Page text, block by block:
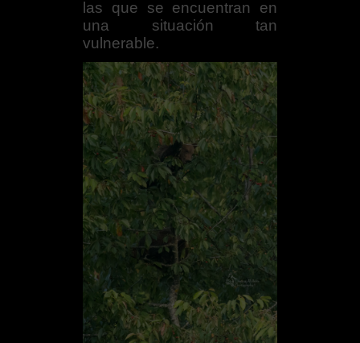
las que se encuentran en
una situación tan
vulnerable.